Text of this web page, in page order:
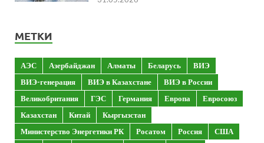
МЕТКИ
АЭС Азербайджан Алматы Беларусь
ВИЭ
ВИЭ-генерация
ВИЭ в Казахстане
ВИЭ в России
Великобритания
ГЭС Германия Европа
Евросоюз
Казахстан
Китай
Кыргызстан
Министерство Энергетики РК
Росатом Россия
США